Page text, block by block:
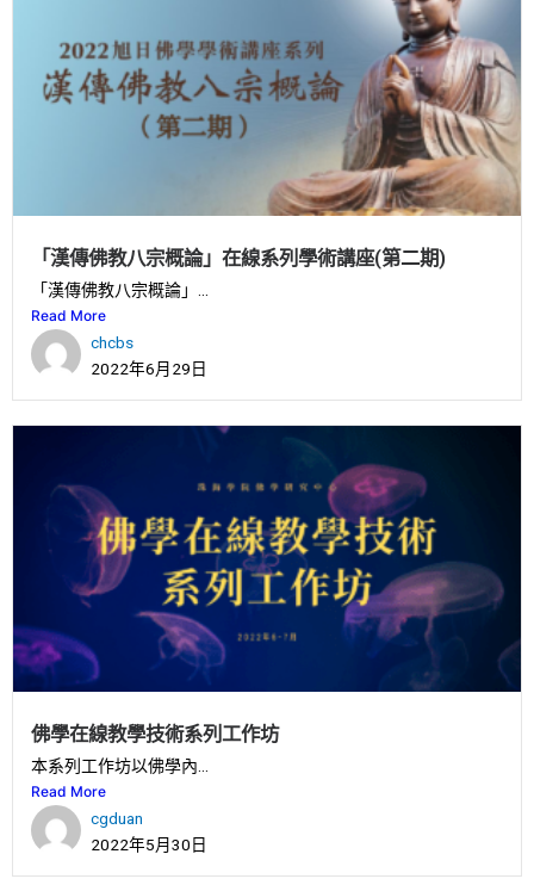
「漢傳佛教八宗概論」在線系列學術講座(第二期)
「漢傳佛教八宗概論」...
Read More
chcbs
2022年6月29日
佛學在線教學技術系列工作坊
本系列工作坊以佛學內...
Read More
cgduan
2022年5月30日